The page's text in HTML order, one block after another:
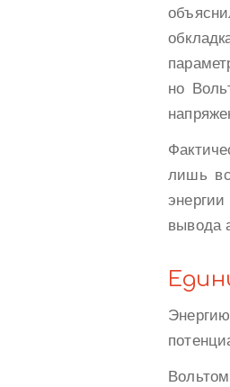
но
лишь
вывода